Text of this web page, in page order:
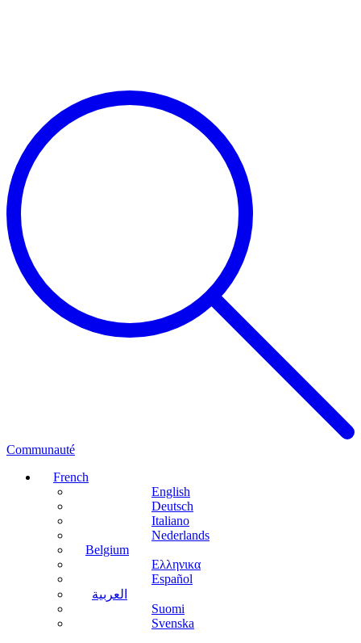
Communauté
French
English
Deutsch
Italiano
Nederlands
Belgium
Ελληνικα
Español
العربية
Suomi
Svenska